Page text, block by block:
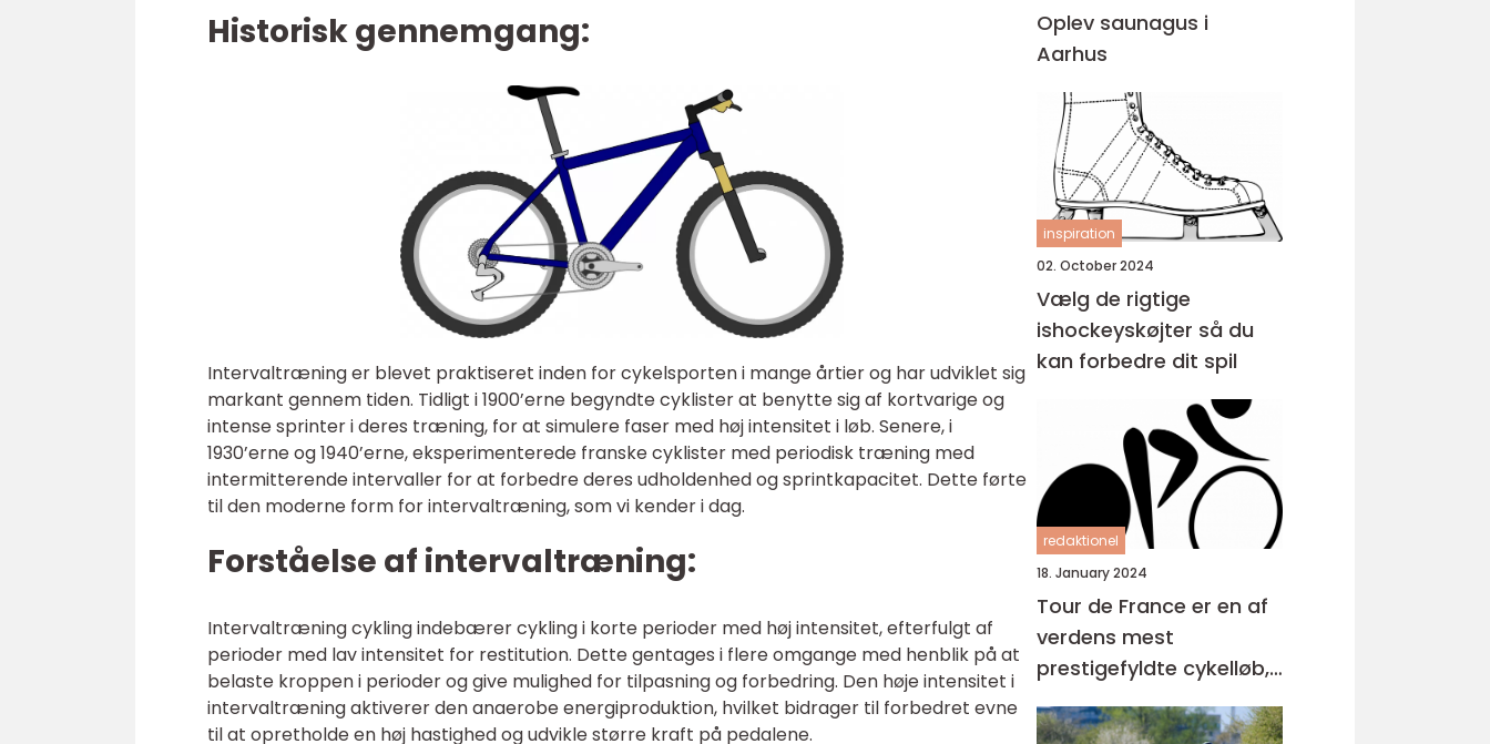
Historisk gennemgang:
Intervaltræning er blevet praktiseret inden for cykelsporten i mange årtier og har udviklet sig
markant gennem tiden. Tidligt i 1900’erne begyndte cyklister at benytte sig af kortvarige og
intense sprinter i deres træning, for at simulere faser med høj intensitet i løb. Senere, i
1930’erne og 1940’erne, eksperimenterede franske cyklister med periodisk træning med
intermitterende intervaller for at forbedre deres udholdenhed og sprintkapacitet. Dette førte
til den moderne form for intervaltræning, som vi kender i dag.
Forståelse af intervaltræning:
Intervaltræning cykling indebærer cykling i korte perioder med høj intensitet, efterfulgt af
perioder med lav intensitet for restitution. Dette gentages i flere omgange med henblik på at
belaste kroppen i perioder og give mulighed for tilpasning og forbedring. Den høje intensitet i
intervaltræning aktiverer den anaerobe energiproduktion, hvilket bidrager til forbedret evne
til at opretholde en høj hastighed og udvikle større kraft på pedalene.
Oplev saunagus i
Aarhus
inspiration
02. October 2024
Vælg de rigtige
ishockeyskøjter så du
kan forbedre dit spil
redaktionel
18. January 2024
Tour de France er en af
verdens mest
prestigefyldte cykelløb,
der tiltrækker millioner
af seere hvert år